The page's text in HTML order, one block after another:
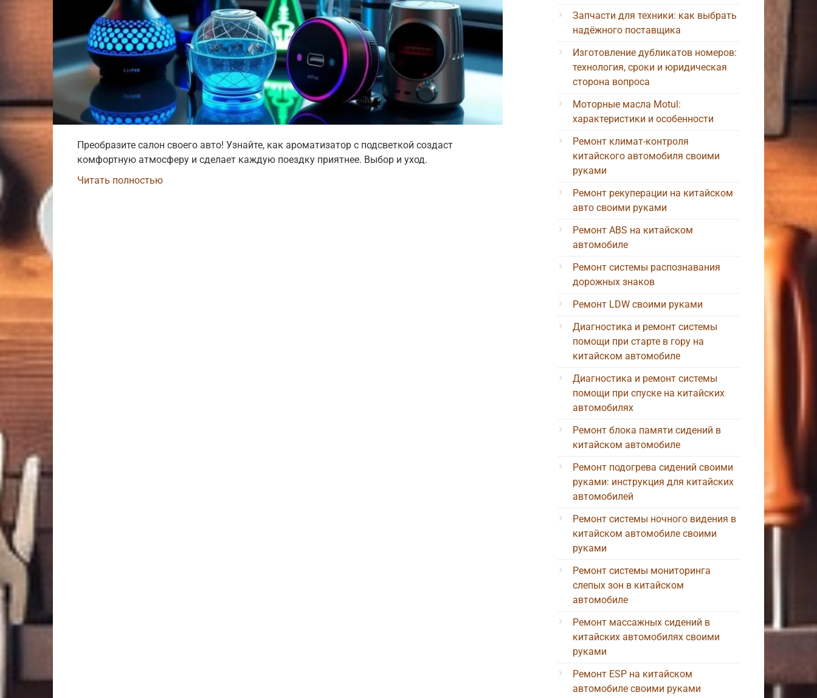
Преобразите салон своего авто! Узнайте, как ароматизатор с подсветкой создаст
комфортную атмосферу и сделает каждую поездку приятнее. Выбор и уход.
Читать полностью
Запчасти для техники: как выбрать
надёжного поставщика
Изготовление дубликатов номеров:
технология, сроки и юридическая
сторона вопроса
Моторные масла Motul:
характеристики и особенности
Ремонт климат-контроля
китайского автомобиля своими
руками
Ремонт рекуперации на китайском
авто своими руками
Ремонт ABS на китайском
автомобиле
Ремонт системы распознавания
дорожных знаков
Ремонт LDW своими руками
Диагностика и ремонт системы
помощи при старте в гору на
китайском автомобиле
Диагностика и ремонт системы
помощи при спуске на китайских
автомобилях
Ремонт блока памяти сидений в
китайском автомобиле
Ремонт подогрева сидений своими
руками: инструкция для китайских
автомобилей
Ремонт системы ночного видения в
китайском автомобиле своими
руками
Ремонт системы мониторинга
слепых зон в китайском
автомобиле
Ремонт массажных сидений в
китайских автомобилях своими
руками
Ремонт ESP на китайском
автомобиле своими руками